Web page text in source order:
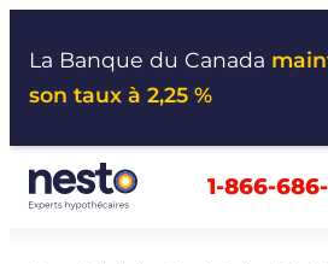
La Banque du Canada
son taux à 2,25 %
1-866-